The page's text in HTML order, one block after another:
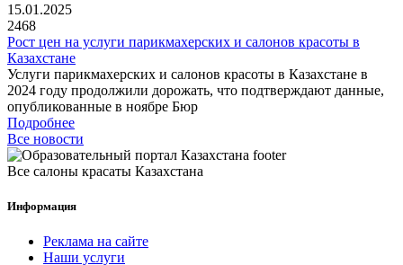
15.01.2025
2468
Рост цен на услуги парикмахерских и салонов красоты в
Казахстане
Услуги парикмахерских и салонов красоты в Казахстане в
2024 году продолжили дорожать, что подтверждают данные,
опубликованные в ноябре Бюр
Подробнее
Все новости
Все салоны красаты Казахстана
Информация
Реклама на сайте
Наши услуги